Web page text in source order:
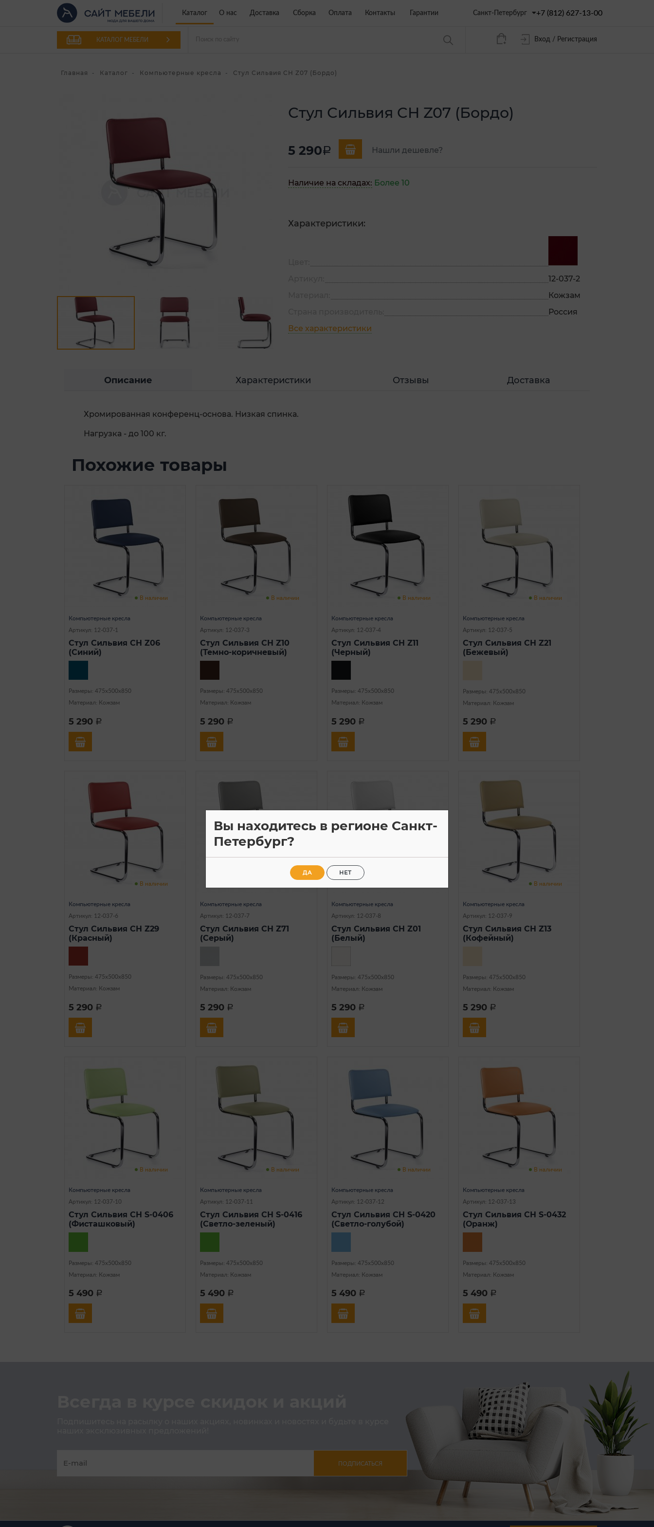
Каталог О нас Доставка Сборка Оплата Контакты Гарантии Санкт-Петербург +7 (812) 627-13-00
КАТАЛОГ МЕБЕЛИ Вход / Регистрация
Главная Каталог Компьютерные кресла Стул Сильвия CH Z07 (Бордо)
Стул Сильвия CH Z07 (Бордо)
5 290a Нашли дешевле?
Наличие на складах: Более 10
Характеристики:
12-037-2
Кожзам
Россия
Все характеристики
Описание Характеристики Отзывы Доставка
Хромированная конференц-основа. Низкая спинка.
Нагрузка - до 100 кг.
Похожие товары
В наличии
Компьютерные кресла
Артикул: 12-037-1
Стул Сильвия CH Z06
(Синий)
Размеры: 475х500х850
Материал: Кожзам
5 290 a
В наличии
Компьютерные кресла
Артикул: 12-037-3
Стул Сильвия CH Z10
(Темно-коричневый)
Размеры: 475х500х850
Материал: Кожзам
5 290 a
В наличии
Компьютерные кресла
Артикул: 12-037-4
Стул Сильвия CH Z11
(Черный)
Размеры: 475х500х850
Материал: Кожзам
5 290 a
В наличии
Компьютерные кресла
Артикул: 12-037-5
Стул Сильвия CH Z21
(Бежевый)
Размеры: 475х500х850
Материал: Кожзам
5 290 a
В наличии
Компьютерные кресла
Артикул: 12-037-6
Стул Сильвия CH Z29
(Красный)
Размеры: 475х500х850
Материал: Кожзам
5 290 a
Компьютерные кресла
Артикул: 12-037-7
Стул Сильвия CH Z71
(Серый)
Размеры: 475х500х850
Материал: Кожзам
5 290 a
Компьютерные кресла
Артикул: 12-037-8
Стул Сильвия CH Z01
(Белый)
Размеры: 475х500х850
Материал: Кожзам
5 290 a
В наличии
Компьютерные кресла
Артикул: 12-037-9
Стул Сильвия CH Z13
(Кофейный)
Размеры: 475х500х850
Материал: Кожзам
5 290 a
В наличии
Компьютерные кресла
Артикул: 12-037-10
Стул Сильвия CH S-0406
(Фисташковый)
Размеры: 475х500х850
Материал: Кожзам
5 490 a
В наличии
Компьютерные кресла
Артикул: 12-037-11
Стул Сильвия CH S-0416
(Светло-зеленый)
Размеры: 475х500х850
Материал: Кожзам
5 490 a
В наличии
Компьютерные кресла
Артикул: 12-037-12
Стул Сильвия CH S-0420
(Светло-голубой)
Размеры: 475х500х850
Материал: Кожзам
5 490 a
В наличии
Компьютерные кресла
Артикул: 12-037-13
Стул Сильвия CH S-0432
(Оранж)
Размеры: 475х500х850
Материал: Кожзам
5 490 a
ПОДПИСАТЬСЯ
Вы находитесь в регионе Санкт-
Петербург?
ДА НЕТ